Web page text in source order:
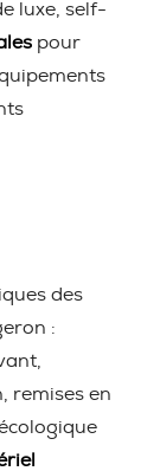
luxe, self-
pour
des
:
remises en